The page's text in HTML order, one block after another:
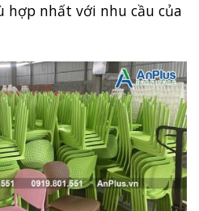
hợp nhất với nhu cầu của